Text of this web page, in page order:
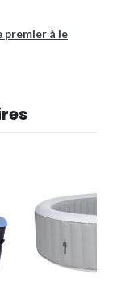
premier à le